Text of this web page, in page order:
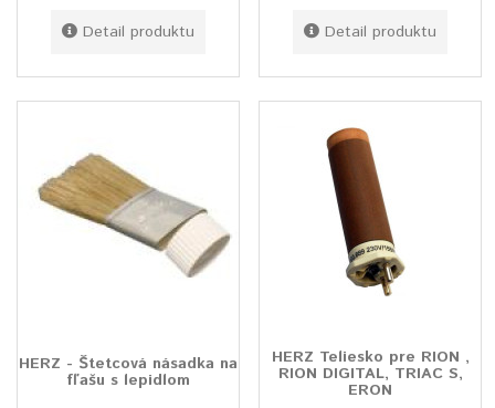
Detail produktu
Detail produktu
HERZ - Štetcová násadka na
fľašu s lepidlom
HERZ Teliesko pre RION ,
RION DIGITAL, TRIAC S,
ERON